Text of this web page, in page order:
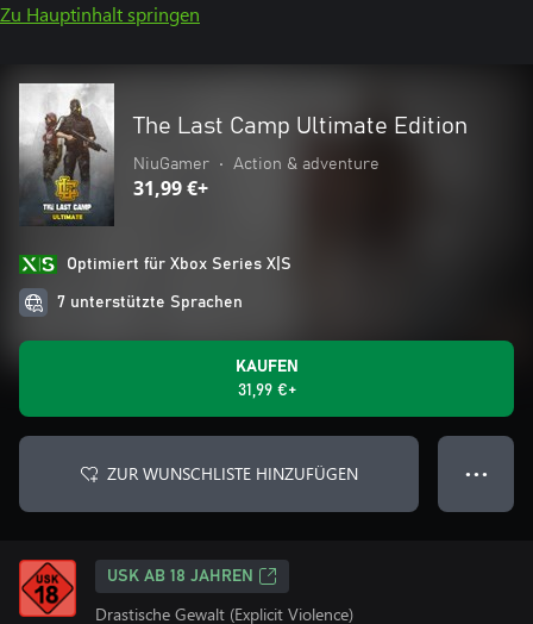
Zu Hauptinhalt springen
The Last Camp Ultimate Edition
NiuGamer • Action & adventure
31,99 €+
Optimiert für Xbox Series X|S
7 unterstützte Sprachen
KAUFEN
31,99 €+
ZUR WUNSCHLISTE HINZUFÜGEN ● ● ●
USK AB 18 JAHREN
Drastische Gewalt (Explicit Violence)